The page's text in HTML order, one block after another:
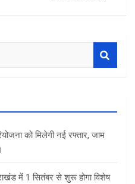
को मिलेगी नई रफ्तार, जाम
में 1 सितंबर से शुरू होगा विशेष